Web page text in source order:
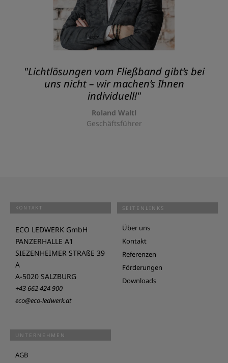
"Lichtlösungen vom Fließband gibt’s bei
uns nicht – wir machen’s Ihnen
individuell!"
Roland Waltl
Geschäftsführer
KONTAKT
ECO LEDWERK GmbH
PANZERHALLE A1
SIEZENHEIMER STRAßE 39
A
A-5020 SALZBURG
+43 662 424 900
eco@eco-ledwerk.at
SEITENLINKS
Über uns
Kontakt
Referenzen
Förderungen
Downloads
UNTERNEHMEN
AGB